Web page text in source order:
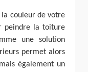
la couleur de votre
peindre la toiture
une solution
permet alors
également un